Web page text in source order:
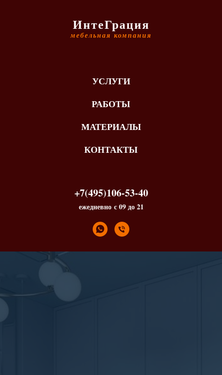
ИнтеГрация
мебельная компания
УСЛУГИ
РАБОТЫ
МАТЕРИАЛЫ
КОНТАКТЫ
+7(495)106-53-40
ежедневно с 09 до 21